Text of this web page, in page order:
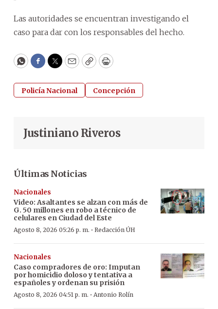
Las autoridades se encuentran investigando el
caso para dar con los responsables del hecho.
WhatsApp
Facebook
Twitter
EmailCopyPrint
Policía Nacional Concepción
Justiniano Riveros
Últimas Noticias
Nacionales
Video: Asaltantes se alzan con más de
G. 50 millones en robo a técnico de
celulares en Ciudad del Este
Agosto 8, 2026 05:26 p. m. · Redacción ÚH
Nacionales
Caso compradores de oro: Imputan
por homicidio doloso y tentativa a
españoles y ordenan su prisión
Agosto 8, 2026 04:51 p. m. · Antonio Rolín